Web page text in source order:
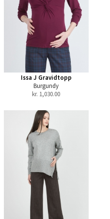
Issa J Gravidtopp
Burgundy
kr. 1,030.00